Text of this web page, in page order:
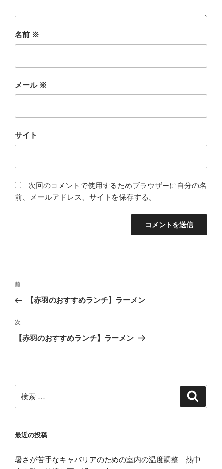
名前 ※
メール ※
サイト
次回のコメントで使用するためブラウザーに自分の名
前、メールアドレス、サイトを保存する。
投
ナ
ビ
ゲ
ン
過
去
投
稿
前
【赤羽のおすすめランチ】ラーメン
次
の
次
【赤羽のおすすめランチ】ラーメン
索:
最近の投稿
暑さが苦手なキャバリアのための室内の温度調整｜熱中